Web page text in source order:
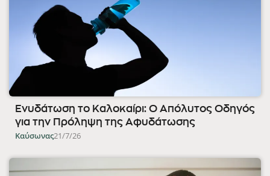
Ενυδάτωση το Καλοκαίρι: Ο Απόλυτος Οδηγός
για την Πρόληψη της Αφυδάτωσης
Καύσωνας21/7/26